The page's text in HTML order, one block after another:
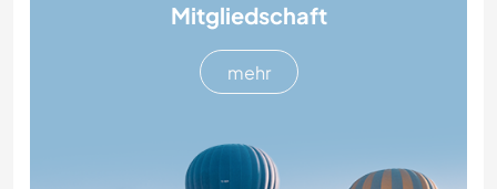
Mitgliedschaft
mehr